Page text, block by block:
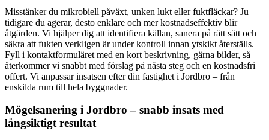
Misstänker du mikrobiell påväxt, unken lukt eller fuktfläckar? Ju
tidigare du agerar, desto enklare och mer kostnadseffektiv blir
åtgärden. Vi hjälper dig att identifiera källan, sanera på rätt sätt och
säkra att fukten verkligen är under kontroll innan ytskikt återställs.
Fyll i kontaktformuläret med en kort beskrivning, gärna bilder, så
återkommer vi snabbt med förslag på nästa steg och en kostnadsfri
offert. Vi anpassar insatsen efter din fastighet i Jordbro – från
enskilda rum till hela byggnader.
Mögelsanering i Jordbro – snabb insats med
långsiktigt resultat